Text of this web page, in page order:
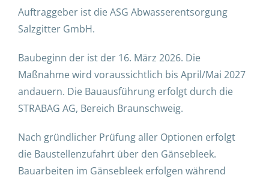
Auftraggeber ist die ASG Abwasserentsorgung
Salzgitter GmbH.
Baubeginn der ist der 16. März 2026. Die
Maßnahme wird voraussichtlich bis April/Mai 2027
andauern. Die Bauausführung erfolgt durch die
STRABAG AG, Bereich Braunschweig.
Nach gründlicher Prüfung aller Optionen erfolgt
die Baustellenzufahrt über den Gänsebleek.
Bauarbeiten im Gänsebleek erfolgen während